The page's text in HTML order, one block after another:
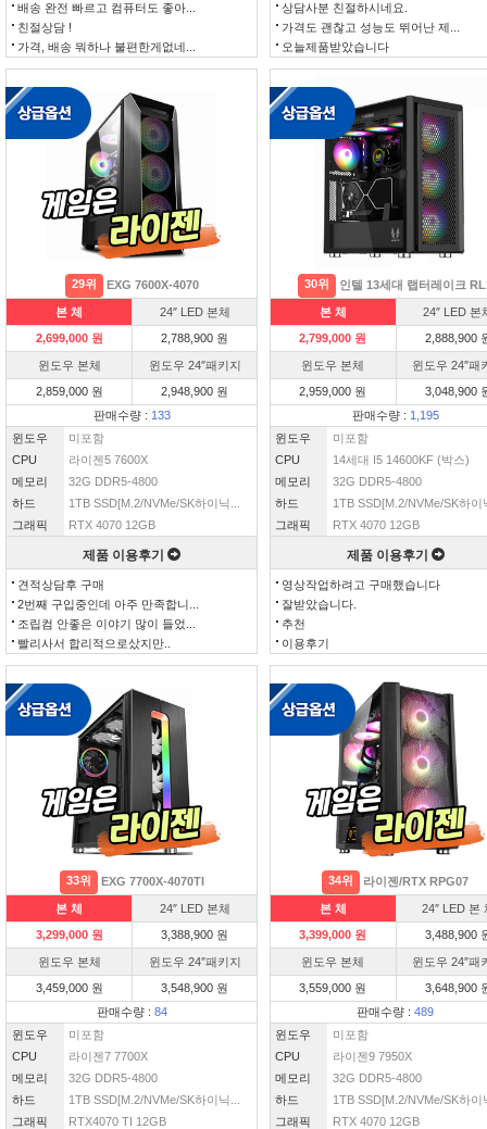
배송 완전 빠르고 컴퓨터도 좋아...
친절상담 !
가격, 배송 뭐하나 불편한게없네...
상담사분 친절하시네요.
가격도 괜찮고 성능도 뛰어난 제...
오늘제품받았습니다
29위 EXG 7600X-4070
본 체
24″ LED 본체
2,699,000 원
2,788,900 원
윈도우 본체
윈도우 24″패키지
2,859,000 원
2,948,900 원
판매수량 : 133
윈도우
미포함
CPU
라이젠5 7600X
메모리
32G DDR5-4800
하드
1TB SSD[M.2/NVMe/SK하이닉...
그래픽
RTX 4070 12GB
제품 이용후기
견적상담후 구매
2번째 구입중인데 아주 만족합니...
조립컴 안좋은 이야기 많이 들었...
빨리사서 합리적으로샀지만..
30위 인텔 13세대 랩터레이크
본 체
24″ LED 본
2,799,000 원
2,888,900
윈도우 본체
윈도우 24″패
2,959,000 원
3,048,900
판매수량 : 1,195
윈도우
미포함
CPU
14세대 I5 14600KF (박스)
메모리
32G DDR5-4800
하드
1TB SSD[M.2/NVMe/SK하이
그래픽
RTX 4070 12GB
제품 이용후기
영상작업하려고 구매했습니다
잘받았습니다.
추천
이용후기
33위 EXG 7700X-4070TI
본 체
24″ LED 본체
3,299,000 원
3,388,900 원
윈도우 본체
윈도우 24″패키지
3,459,000 원
3,548,900 원
판매수량 : 84
윈도우
미포함
CPU
라이젠7 7700X
메모리
32G DDR5-4800
하드
1TB SSD[M.2/NVMe/SK하이닉...
그래픽
RTX4070 TI 12GB
34위 라이젠/RTX RPG07
본 체
24″ LED 본
3,399,000 원
3,488,900
윈도우 본체
윈도우 24″패
3,559,000 원
3,648,900
판매수량 : 489
윈도우
미포함
CPU
라이젠9 7950X
메모리
32G DDR5-4800
하드
1TB SSD[M.2/NVMe/SK하이
그래픽
RTX 4070 12GB